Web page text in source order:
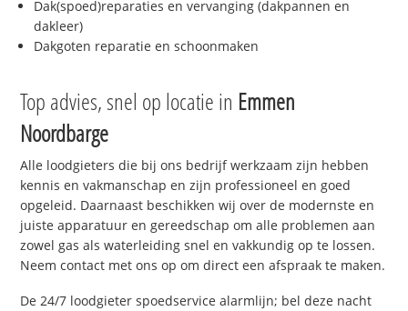
Dak(spoed)reparaties en vervanging (dakpannen en
dakleer)
Dakgoten reparatie en schoonmaken
Top advies, snel op locatie in Emmen
Noordbarge
Alle loodgieters die bij ons bedrijf werkzaam zijn hebben
kennis en vakmanschap en zijn professioneel en goed
opgeleid. Daarnaast beschikken wij over de modernste en
juiste apparatuur en gereedschap om alle problemen aan
zowel gas als waterleiding snel en vakkundig op te lossen.
Neem contact met ons op om direct een afspraak te maken.
De 24/7 loodgieter spoedservice alarmlijn; bel deze nacht